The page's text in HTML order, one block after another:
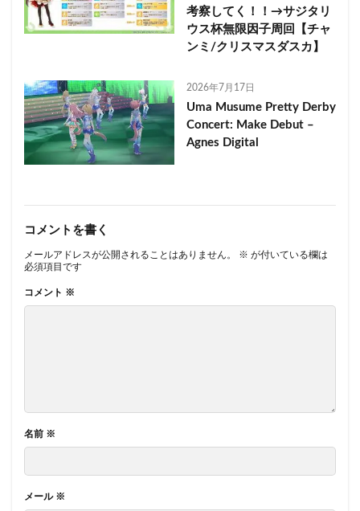
考察してく！！→サジタリ
ウス杯無限因子周回【チャ
ンミ/クリスマスダスカ】
2026年7月17日
Uma Musume Pretty Derby
Concert: Make Debut –
Agnes Digital
コメントを書く
メールアドレスが公開されることはありません。 ※ が付いている欄は
必須項目です
コメント ※
名前 ※
メール ※